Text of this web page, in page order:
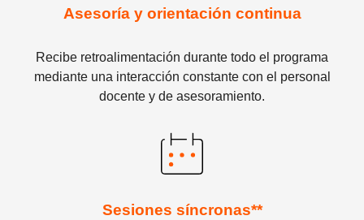
Asesoría y orientación continua
Recibe retroalimentación durante todo el programa
mediante una interacción constante con el personal
docente y de asesoramiento.
Sesiones síncronas**